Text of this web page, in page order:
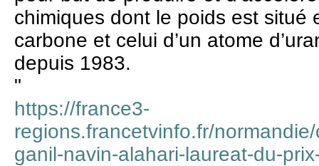
chimiques dont le poids est situé
carbone et celui d’un atome
depuis 1983.
"
https://france3-
regions.francetvinfo.fr/
ganil-navin-alahari-laureat-du-